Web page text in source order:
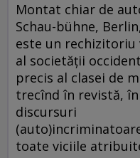
Montat chiar de
Schau-bühne,
este un
al societăţii
precis al clasei de
trecînd în revistă, în
discursuri
toate viciile